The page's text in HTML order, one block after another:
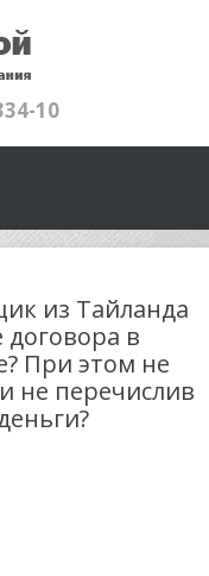
10
из Тайланда
договора в
При этом не
не перечислив